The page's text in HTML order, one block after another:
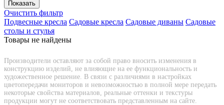
Очистить фильтр
Подвесные кресла Садовые кресла Садовые диваны Садовые
столы и стулья
Товары не найдены
Производители оставляют за собой право вносить изменения в
конструкцию изделий, не влияющие на ее функциональность и
художественное решение. В связи с различиями в настройках
цветопередачи мониторов и невозможностью в полной мере передать
некоторые свойства материалов, реальные оттенки и текстуры
продукции могут не соответствовать представленным на сайте.